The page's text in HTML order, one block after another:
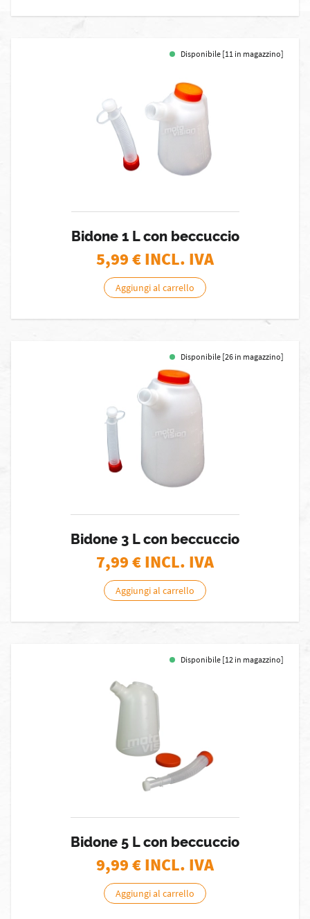
Disponibile [11 in magazzino]
Bidone 1 L con beccuccio
5,99€ INCL. IVA
Aggiungi al carrello
Disponibile [26 in magazzino]
Bidone 3 L con beccuccio
7,99€ INCL. IVA
Aggiungi al carrello
Disponibile [12 in magazzino]
Bidone 5 L con beccuccio
9,99€ INCL. IVA
Aggiungi al carrello